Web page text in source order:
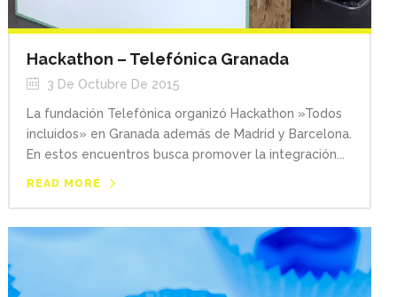
Hackathon – Telefónica Granada
3 De Octubre De 2015
La fundación Telefónica organizó Hackathon »Todos
incluidos» en Granada además de Madrid y Barcelona.
En estos encuentros busca promover la integración...
READ MORE